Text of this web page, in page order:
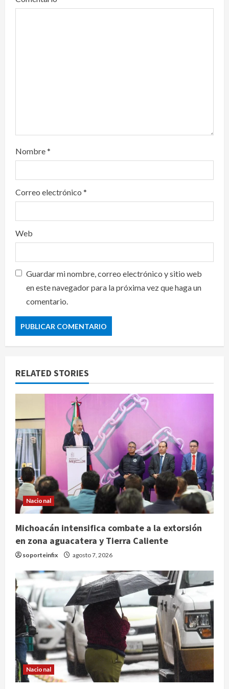
a
Nombre*
Correo electrónico *
Web
Guardar mi nombre, correo electrónico y sitio web
en este navegador para la próxima vez que haga un
comentario.
RELATED STORIES
Nacional
Michoacán intensifica combate a la extorsión
en zona aguacatera y Tierra Caliente
soporteinfix agosto 7, 2026
Nacional Nacional
SMN pronostica lluvias intensas,